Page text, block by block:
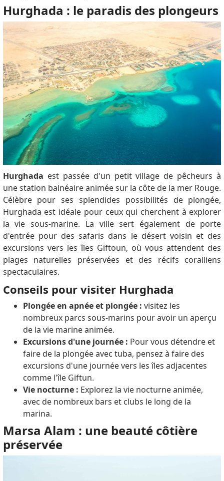
Hurghada : le paradis des plongeurs
Hurghada est passée d'un petit village de pêcheurs à
une station balnéaire animée sur la côte de la mer Rouge.
Célèbre pour ses splendides possibilités de plongée,
Hurghada est idéale pour ceux qui cherchent à explorer
la vie sous-marine. La ville sert également de porte
d'entrée pour des safaris dans le désert voisin et des
excursions vers les îles Giftoun, où vous attendent des
plages naturelles préservées et des récifs coralliens
spectaculaires.
Conseils pour visiter Hurghada
Plongée en apnée et plongée : visitez les
nombreux parcs sous-marins pour avoir un aperçu
de la vie marine animée.
Excursions d'une journée : Pour vous détendre et
faire de la plongée avec tuba, pensez à faire des
excursions d'une journée vers les îles adjacentes
comme l'île Giftun.
Vie nocturne : Explorez la vie nocturne animée,
avec de nombreux bars et clubs le long de la
marina.
Marsa Alam : une beauté côtière
préservée